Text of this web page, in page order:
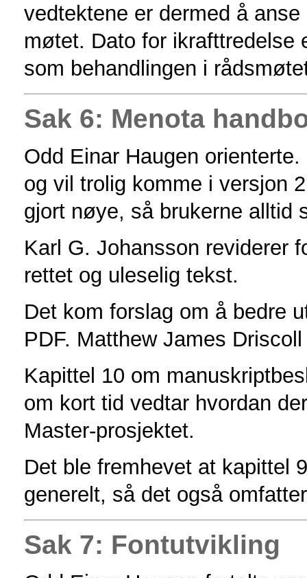
vedtektene er dermed å
møtet. Dato for ikrafttredelse
som behandlingen i
Sak 6: Menota
Odd Einar Haugen
og vil trolig komme i versjon
gjort nøye, så brukerne alltid
Karl G. Johansson reviderer
rettet og uleselig tekst.
Det kom forslag om å bedre
PDF. Matthew James
Kapittel 10 om
om kort tid vedtar hvordan
Master-prosjektet.
Det ble fremhevet at kapittel
generelt, så det også
Sak 7: Fontutvikling